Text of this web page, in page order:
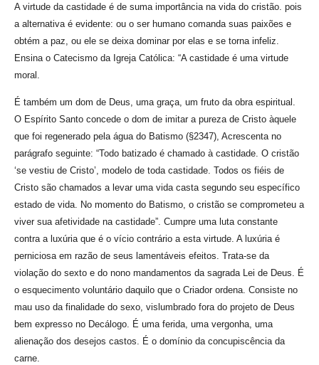
A virtude da castidade é de suma importância na vida do cristão. pois
a alternativa é evidente: ou o ser humano comanda suas paixões e
obtém a paz, ou ele se deixa dominar por elas e se torna infeliz.
Ensina o Catecismo da Igreja Católica: “A castidade é uma virtude
moral.
É também um dom de Deus, uma graça, um fruto da obra espiritual.
O Espírito Santo concede o dom de imitar a pureza de Cristo àquele
que foi regenerado pela água do Batismo (§2347), Acrescenta no
parágrafo seguinte: “Todo batizado é chamado à castidade. O cristão
‘se vestiu de Cristo’, modelo de toda castidade. Todos os fiéis de
Cristo são chamados a levar uma vida casta segundo seu específico
estado de vida. No momento do Batismo, o cristão se comprometeu a
viver sua afetividade na castidade”. Cumpre uma luta constante
contra a luxúria que é o vício contrário a esta virtude. A luxúria é
perniciosa em razão de seus lamentáveis efeitos. Trata-se da
violação do sexto e do nono mandamentos da sagrada Lei de Deus. É
o esquecimento voluntário daquilo que o Criador ordena. Consiste no
mau uso da finalidade do sexo, vislumbrado fora do projeto de Deus
bem expresso no Decálogo. É uma ferida, uma vergonha, uma
alienação dos desejos castos. É o domínio da concupiscência da
carne.